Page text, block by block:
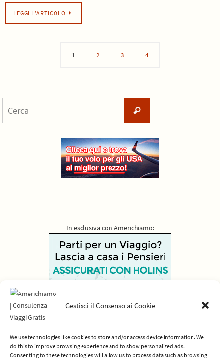
Gestisci il Consenso ai Cookie
We use technologies like cookies to store and/or access device information. We
do this to improve browsing experience and to show personalized ads.
Consenting to these technologies will allow us to process data such as browsing
LEGGI L’ARTICOLO
1 2 3 4
Cerca
In esclusiva con Americhiamo: